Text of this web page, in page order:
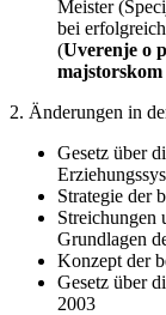
Meister
bei
(Uverenje o
2. Änderungen in
Gesetz über
Strategie der
Streichungen
Grundlagen
Konzept der
Gesetz über
2003